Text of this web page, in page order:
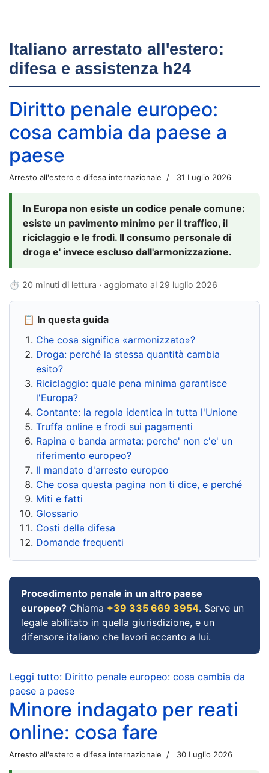
Italiano arrestato all'estero:
difesa e assistenza h24
Diritto penale europeo:
cosa cambia da paese a
paese
Arresto all'estero e difesa internazionale 31 Luglio 2026
In Europa non esiste un codice penale comune:
esiste un pavimento minimo per il traffico, il
riciclaggio e le frodi. Il consumo personale di
droga e' invece escluso dall'armonizzazione.
⏱ 20 minuti di lettura · aggiornato al 29 luglio 2026
📋 In questa guida
Che cosa significa «armonizzato»?
Droga: perché la stessa quantità cambia
esito?
Riciclaggio: quale pena minima garantisce
l'Europa?
Contante: la regola identica in tutta l'Unione
Truffa online e frodi sui pagamenti
Rapina e banda armata: perche' non c'e' un
riferimento europeo?
Il mandato d'arresto europeo
Che cosa questa pagina non ti dice, e perché
Miti e fatti
Glossario
Costi della difesa
Domande frequenti
Procedimento penale in un altro paese
europeo? Chiama +39 335 669 3954. Serve un
legale abilitato in quella giurisdizione, e un
difensore italiano che lavori accanto a lui.
Leggi tutto: Diritto penale europeo: cosa cambia da
paese a paese
Minore indagato per reati
online: cosa fare
Arresto all'estero e difesa internazionale 30 Luglio 2026